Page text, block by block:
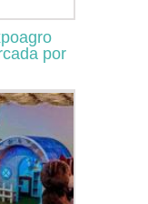
por